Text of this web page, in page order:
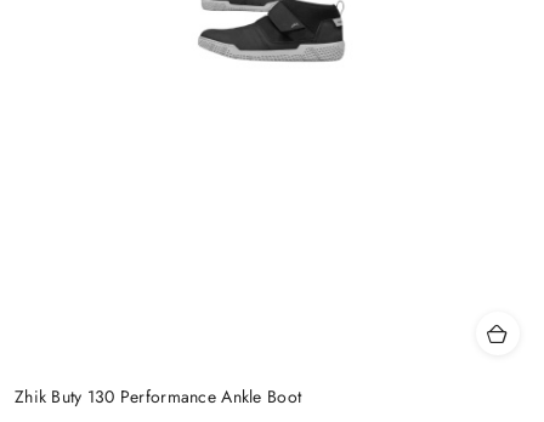
Zhik Buty 130 Performance Ankle Boot